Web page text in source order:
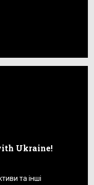
Ukraine!
та інші